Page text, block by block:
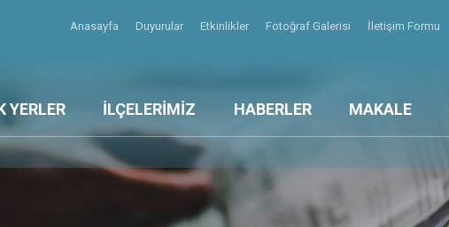
Anasayfa Duyurular Etkinlikler Fotoğraf Galerisi İletişim Formu
YERLER İLÇELERİMİZ HABERLER MAKALE